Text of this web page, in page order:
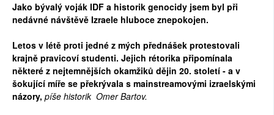
Jako bývalý voják IDF a historik genocidy jsem byl při
nedávné návštěvě Izraele hluboce znepokojen.
Letos v létě proti jedné z mých přednášek protestovali
krajně pravicoví studenti. Jejich rétorika připomínala
některé z nejtemnějších okamžiků dějin 20. století - a v
šokující míře se překrývala s mainstreamovými izraelskými
názory, píše historik Omer Bartov.